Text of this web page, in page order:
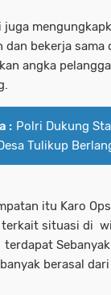
juga
dan bekerja
angka
: Polri Dukung
Tulikup
itu Karo
terkait situasi di
berasal